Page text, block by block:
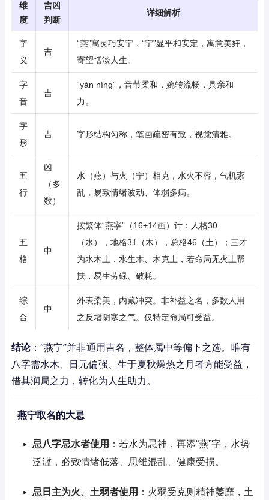
维
度
吉凶
判断
详细解析
字
义
吉
“燕”寓灵巧安宁，“宁”显平和安定，寓意美好，
寄望恬淡人生。
字
音
吉
“yàn níng”，音节柔和，婉转流畅，具亲和
力。
字
形
吉 字形结构匀称，笔画疏密有致，视觉清雅。
五
行
凶
（多
数）
水（燕）与火（宁）相克，水火不容，气机紊
乱，易致情绪波动、体弱多病。
五
格
中
按繁体“燕寧”（16+14画）计：人格30
（水），地格31（木），总格46（土）；三才
为水木土，水生木、木克土，若命局无火土帮
扶，易生劳碌、破耗。
综
合
中
外表柔美，内藏冲突。非补益之名，多数人用
之反增阴寒之气。仅特定命局可受益。
结论：“燕宁”并非通用吉名，整体属中等偏下之选。唯有
八字需水木、日元偏强、生于夏秋燥热之月者方能受益，
借其润局之力，转化为人生助力。
燕宁取名的大忌
忌八字忌水者使用 ：若水为忌神，再添“燕”字，水势
泛滥，必致情绪低落、思维混乱、健康受损。
忌日主为火、土弱者使用 ：火弱受克则精神萎靡，土